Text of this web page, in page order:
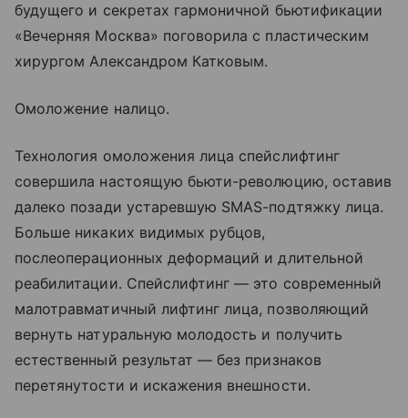
будущего и секретах гармоничной бьютификации
«Вечерняя Москва» поговорила с пластическим
хирургом Александром Катковым.
Омоложение налицо.
Технология омоложения лица спейслифтинг
совершила настоящую бьюти-революцию, оставив
далеко позади устаревшую SMAS-подтяжку лица.
Больше никаких видимых рубцов,
послеоперационных деформаций и длительной
реабилитации. Спейслифтинг — это современный
малотравматичный лифтинг лица, позволяющий
вернуть натуральную молодость и получить
естественный результат — без признаков
перетянутости и искажения внешности.